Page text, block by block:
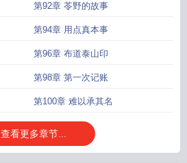
第92章 苓野的故事
第94章 用点真本事
第96章 布道泰山印
第98章 第一次记账
第100章 难以承其名
查看更多章节...